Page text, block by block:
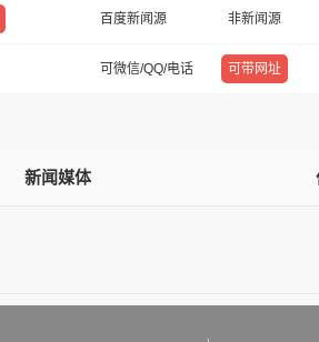
百度新闻源 非新闻源
可微信/QQ/电话 可带网址
新闻媒体